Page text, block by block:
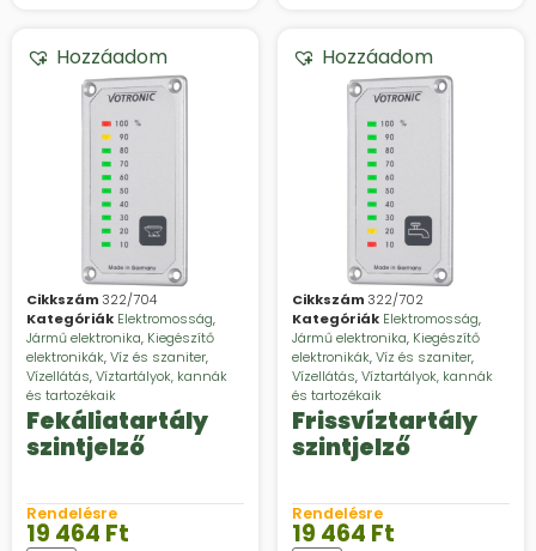
Hozzáadom
Cikkszám 322/704
Kategóriák Elektromosság,
Jármű elektronika, Kiegészítő
elektronikák,Víz és szaniter,
Vízellátás,Víztartályok, kannák
és tartozékaik
Fekáliatartály
szintjelző
Rendelésre
19 464 Ft
Hozzáadom
Cikkszám 322/702
Kategóriák Elektromosság,
Jármű elektronika, Kiegészítő
elektronikák,Víz és szaniter,
Vízellátás,Víztartályok, kannák
és tartozékaik
Frissvíztartály
szintjelző
Rendelésre
19 464 Ft